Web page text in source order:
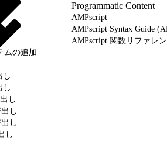
Programmatic Content
AMPscript
AMPscript Syntax Guide
AMPscript 関数リファレ
ムの追加
し
し
し
し
し
し